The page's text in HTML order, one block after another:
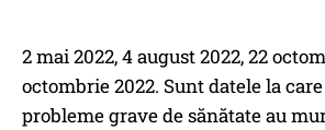
2 mai 2022, 4 august 2022, 22
octombrie 2022. Sunt datele la
probleme grave de sănătate au